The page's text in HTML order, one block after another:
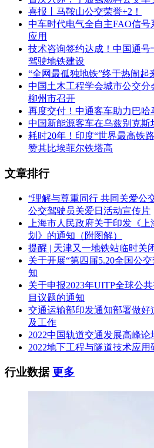
喜报丨马鞍山公交荣誉+2！
中车时代电气全自主FAO信
应用
技术咨询签约达成！中国通号
驾驶地铁建设
“全网最孤独地铁”终于热闹起
中国土木工程学会城市公交
柳州市召开
再度交付！中通客车助力巴哈
中国新能源客车在乌兹别克斯
耗时20年！印度“世界最高铁
赞其比埃菲尔铁塔高
文章排行
“理解与尊重同行 共同关爱公
公交驾驶员关爱日活动宣传片
上海市人民政府关于印发《
划》的通知（附图解）
提醒 | 天津又一地铁站临时关
关于开展“第四届5.20全国公
知
关于申报2023年UITP全球公
目议题的通知
交通运输部印发通知部署做
及工作
2022中国轨道交通发展高峰论
2022地下工程与隧道技术应用
行业数据更多